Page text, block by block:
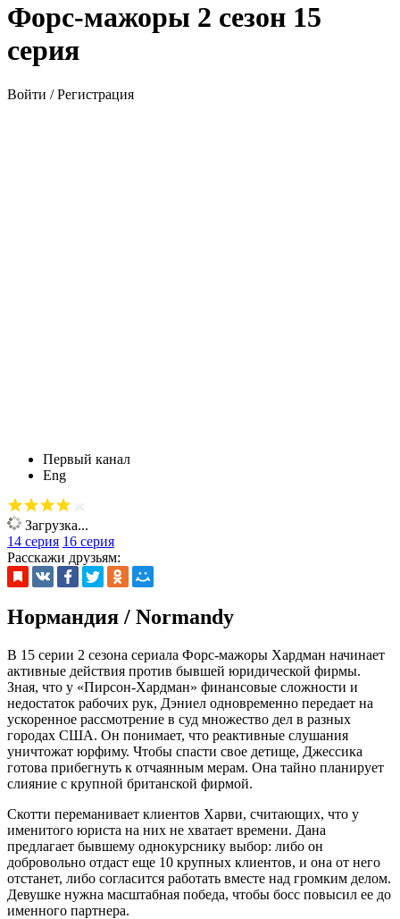
Форс-мажоры 2 сезон 15
серия
Войти / Регистрация
Первый канал
Eng
Загрузка...
14 серия 16 серия
Расскажи друзьям:
Нормандия / Normandy
В 15 серии 2 сезона сериала Форс-мажоры Хардман начинает
активные действия против бывшей юридической фирмы.
Зная, что у «Пирсон-Хардман» финансовые сложности и
недостаток рабочих рук, Дэниел одновременно передает на
ускоренное рассмотрение в суд множество дел в разных
городах США. Он понимает, что реактивные слушания
уничтожат юрфиму. Чтобы спасти свое детище, Джессика
готова прибегнуть к отчаянным мерам. Она тайно планирует
слияние с крупной британской фирмой.
Скотти переманивает клиентов Харви, считающих, что у
именитого юриста на них не хватает времени. Дана
предлагает бывшему однокурснику выбор: либо он
добровольно отдаст еще 10 крупных клиентов, и она от него
отстанет, либо согласится работать вместе над громким делом.
Девушке нужна масштабная победа, чтобы босс повысил ее до
именного партнера.